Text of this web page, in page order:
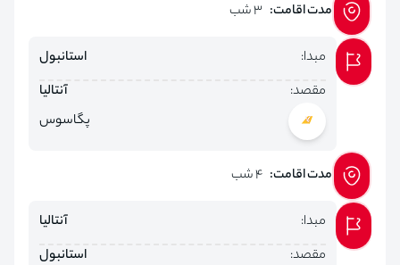
مدت اقامت: 3 شب
مبدا:
استانبول
مقصد:
آنتالیا
پگاسوس
مدت اقامت: 4 شب
مبدا:
آنتالیا
مقصد:
استانبول